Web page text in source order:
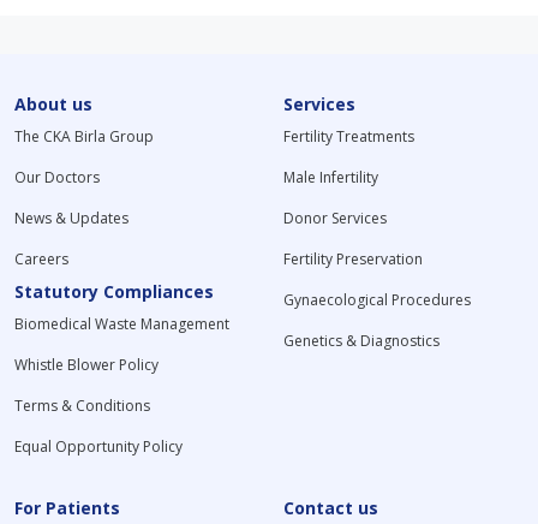
About us
The CKA Birla Group
Our Doctors
News & Updates
Careers
Statutory Compliances
Biomedical Waste Management
Whistle Blower Policy
Terms & Conditions
Equal Opportunity Policy
Services
Fertility Treatments
Male Infertility
Donor Services
Fertility Preservation
Gynaecological Procedures
Genetics & Diagnostics
For Patients Contact us